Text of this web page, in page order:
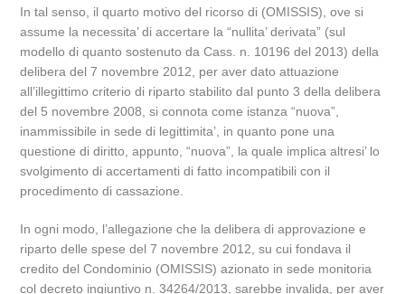
In tal senso, il quarto motivo del ricorso di (OMISSIS), ove si
assume la necessita’ di accertare la “nullita’ derivata” (sul
modello di quanto sostenuto da Cass. n. 10196 del 2013) della
delibera del 7 novembre 2012, per aver dato attuazione
all’illegittimo criterio di riparto stabilito dal punto 3 della delibera
del 5 novembre 2008, si connota come istanza “nuova”,
inammissibile in sede di legittimita’, in quanto pone una
questione di diritto, appunto, “nuova”, la quale implica altresi’ lo
svolgimento di accertamenti di fatto incompatibili con il
procedimento di cassazione.
In ogni modo, l’allegazione che la delibera di approvazione e
riparto delle spese del 7 novembre 2012, su cui fondava il
credito del Condominio (OMISSIS) azionato in sede monitoria
col decreto ingiuntivo n. 34264/2013, sarebbe invalida, per aver